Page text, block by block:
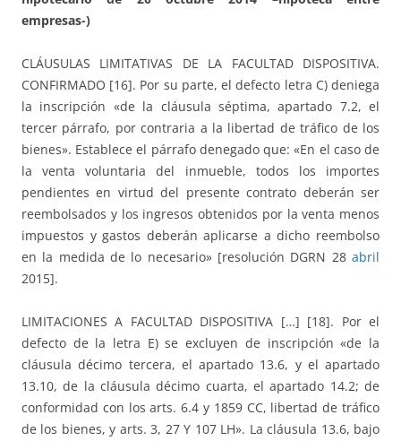
empresas-)
CLÁUSULAS LIMITATIVAS DE LA FACULTAD DISPOSITIVA.
CONFIRMADO [16]. Por su parte, el defecto letra C) deniega
la inscripción «de la cláusula séptima, apartado 7.2, el
tercer párrafo, por contraria a la libertad de tráfico de los
bienes». Establece el párrafo denegado que: «En el caso de
la venta voluntaria del inmueble, todos los importes
pendientes en virtud del presente contrato deberán ser
reembolsados y los ingresos obtenidos por la venta menos
impuestos y gastos deberán aplicarse a dicho reembolso
en la medida de lo necesario» [resolución DGRN 28 abril
2015].
LIMITACIONES A FACULTAD DISPOSITIVA […] [18]. Por el
defecto de la letra E) se excluyen de inscripción «de la
cláusula décimo tercera, el apartado 13.6, y el apartado
13.10, de la cláusula décimo cuarta, el apartado 14.2; de
conformidad con los arts. 6.4 y 1859 CC, libertad de tráfico
de los bienes, y arts. 3, 27 Y 107 LH». La cláusula 13.6, bajo